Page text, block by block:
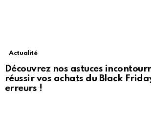
Actualité
Découvrez nos astuces
réussir vos achats du Black
erreurs !